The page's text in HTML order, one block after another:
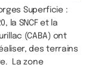
Superficie :
la SNCF et la
(CABA) ont
des terrains
La zone